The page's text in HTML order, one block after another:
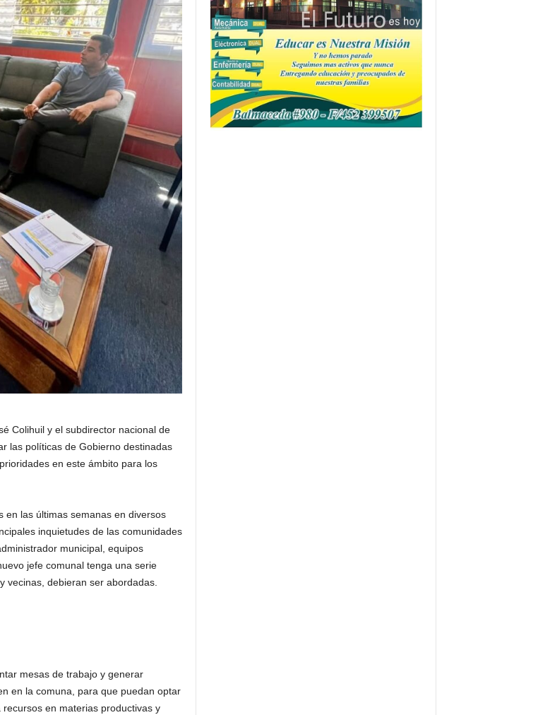
Colihuil y el subdirector nacional de
las políticas de Gobierno destinadas
en este ámbito para los
en las últimas semanas en diversos
inquietudes de las comunidades
municipal, equipos
jefe comunal tenga una serie
vecinas, debieran ser abordadas.
mesas de trabajo y generar
en la comuna, para que puedan optar
en materias productivas y